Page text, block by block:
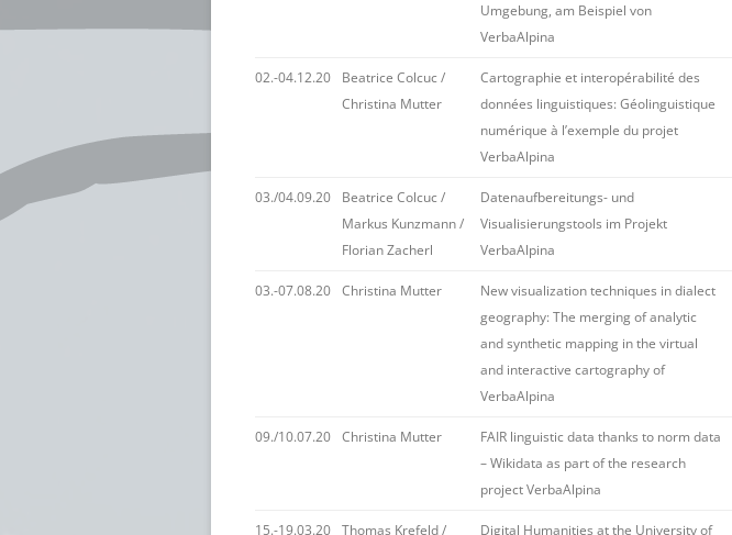
Umgebung, am Beispiel von
VerbaAlpina
02.-04.12.20
Beatrice Colcuc /
Christina Mutter
Cartographie et interopérabilité des
données linguistiques: Géolinguistique
numérique à l’exemple du projet
VerbaAlpina
03./04.09.20
Beatrice Colcuc /
Markus Kunzmann /
Florian Zacherl
Datenaufbereitungs- und
Visualisierungstools im Projekt
VerbaAlpina
03.-07.08.20 Christina Mutter
New visualization techniques in dialect
geography: The merging of analytic
and synthetic mapping in the virtual
and interactive cartography of
VerbaAlpina
09./10.07.20 Christina Mutter
FAIR linguistic data thanks to norm data
– Wikidata as part of the research
project VerbaAlpina
15.-19.03.20 Thomas Krefeld / Digital Humanities at the University of